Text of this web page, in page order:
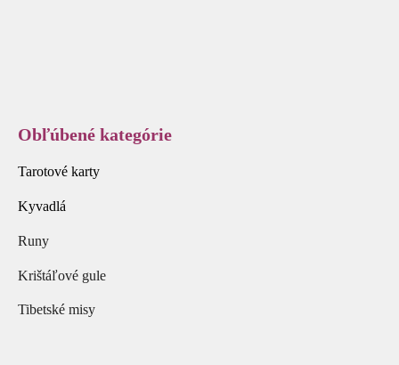
Obľúbené kategórie
Tarotové karty
Kyvadlá
Runy
Krištáľové gule
Tibetské misy